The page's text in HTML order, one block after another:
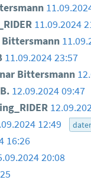
11.09.2024
11.09.2024 23:57
Bittersmann
12.09.2024 09:47
12:49
16:26
20:08